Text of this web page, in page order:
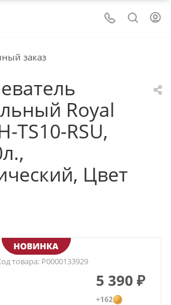
заказ
Royal
TS10-RSU,
Цвет
товара: Р0000133929
5 390 ₽
+162